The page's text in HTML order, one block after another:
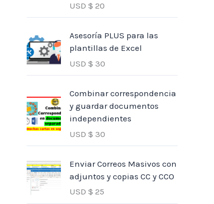
USD $ 20
Asesoría PLUS para las
plantillas de Excel
USD $ 30
Combinar correspondencia
y guardar documentos
independientes
USD $ 30
Enviar Correos Masivos con
adjuntos y copias CC y CCO
USD $ 25